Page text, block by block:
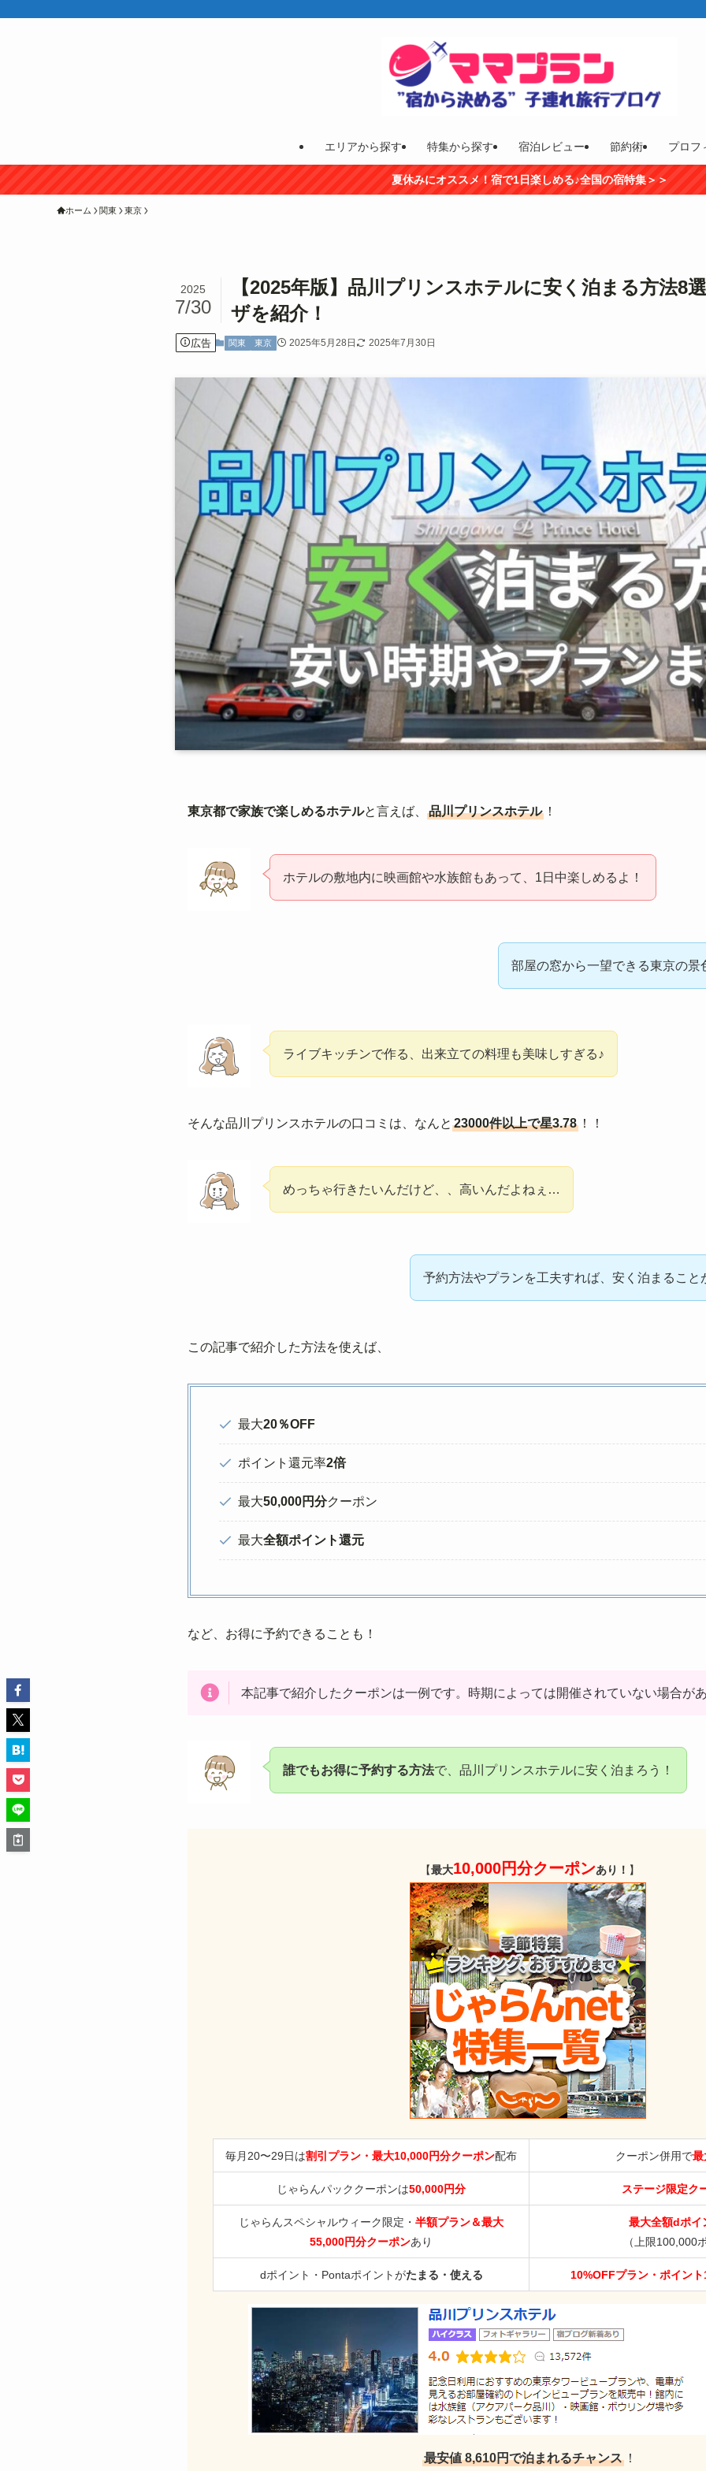
エリアから探す 特集から探す 宿泊レビュー 節約術 プロフ
夏休みにオススメ！宿で1日楽しめる♪全国の宿特集＞＞
ホーム 関東 東京
【2025年版】品川プリンスホテルに安く泊まる方法8
ザを紹介！
2025
7/30
広告 関東 東京 2025年5月28日 2025年7月30日
東京都で家族で楽しめるホテルと言えば、 品川プリンスホテル ！
ホテルの敷地内に映画館や水族館もあって、1日中楽しめるよ！
部屋の窓から一望できる東京の景
ライブキッチンで作る、出来立ての料理も美味しすぎる♪
そんな品川プリンスホテルの口コミは、なんと 23000件以上で星3.78 ！！
めっちゃ行きたいんだけど、、高いんだよねぇ…
予約方法やプランを工夫すれば、安く泊まること
この記事で紹介した方法を使えば、
最大20％OFF
ポイント還元率2倍
最大50,000円分クーポン
最大全額ポイント還元
など、お得に予約できることも！
本記事で紹介したクーポンは一例です。時期によっては開催されていない場合があ
誰でもお得に予約する方法で、品川プリンスホテルに安く泊まろう！
【最大10,000円分クーポンあり！ 】
毎月20〜29日は割引プラン・最大10,000円分クーポン配布 クーポン併用で最
じゃらんパッククーポンは50,000円分 ステージ限定ク
じゃらんスペシャルウィーク限定・ 半額プラン＆最大
55,000円分クーポンあり
最大全額dポイ
（上限100,000
dポイント・Pontaポイントがたまる・使える 10%OFFプラン・ポイン
最安値 8,610円で泊まれるチャンス ！